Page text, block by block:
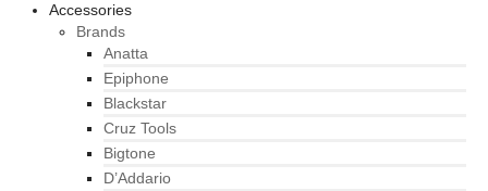
Accessories
Brands
Anatta
Epiphone
Blackstar
Cruz Tools
Bigtone
D’Addario